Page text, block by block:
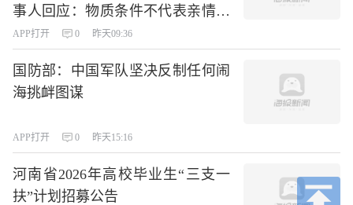
事人回应：物质条件不代表亲情，
我俩都是受害者
APP打开 0 昨天09:36
国防部：中国军队坚决反制任何闹
海挑衅图谋
APP打开 0 昨天15:16
河南省2026年高校毕业生“三支一
扶”计划招募公告